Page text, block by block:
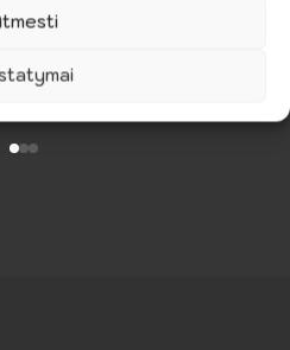
Original
price
8.00
Current
price